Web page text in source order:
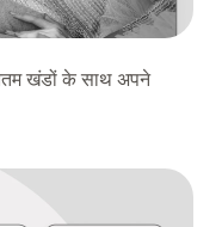
खंडों के साथ अपने